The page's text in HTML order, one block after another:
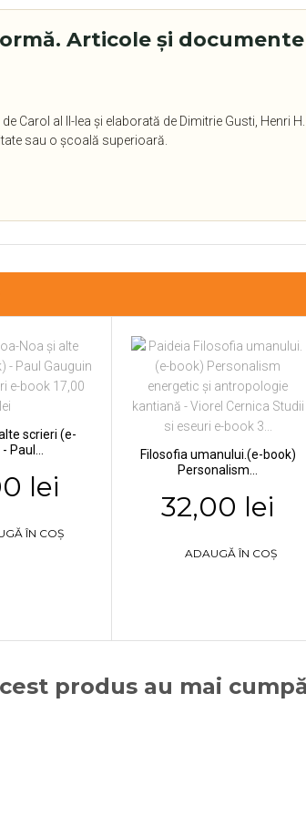
Articole şi documente
Carol al II-lea și elaborată de Dimitrie Gusti,
sau o școală superioară.
scrieri (e-
Paul...
lei
ÎN COȘ
Filosofia umanului.(e-book)
Personalism...
32,00 lei
ADAUGĂ ÎN COȘ
produs au mai